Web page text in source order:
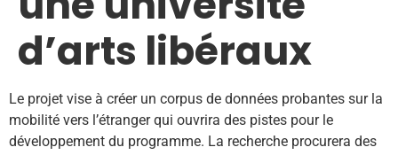
d’arts libéraux
Le projet vise à créer un corpus de données probantes sur la
mobilité vers l’étranger qui ouvrira des pistes pour le
développement du programme. La recherche procurera des